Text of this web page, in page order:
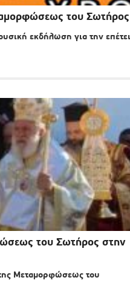
του Σωτήρος
εκδήλωση για την
του Σωτήρος στην
της Μεταμορφώσεως του